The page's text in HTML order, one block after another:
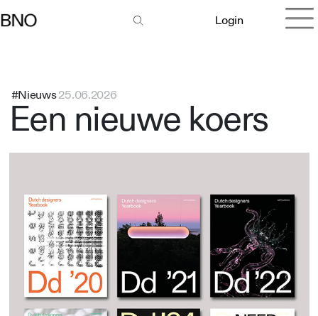
Login
#Nieuws25.06.2026
Een nieuwe koers